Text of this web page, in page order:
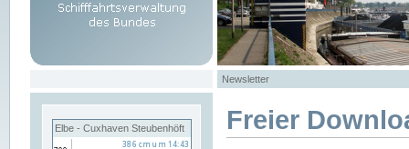
Newsletter
Elbe - Cuxhaven Steubenhöft Freier